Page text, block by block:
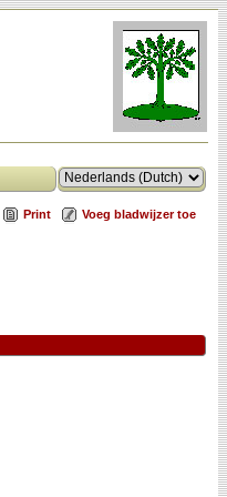
Print Voeg bladwijzer toe